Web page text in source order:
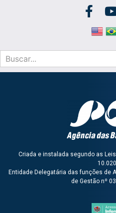
Criada e instalada segundo as
Entidade Delegatária das funções de
de Gestão nº